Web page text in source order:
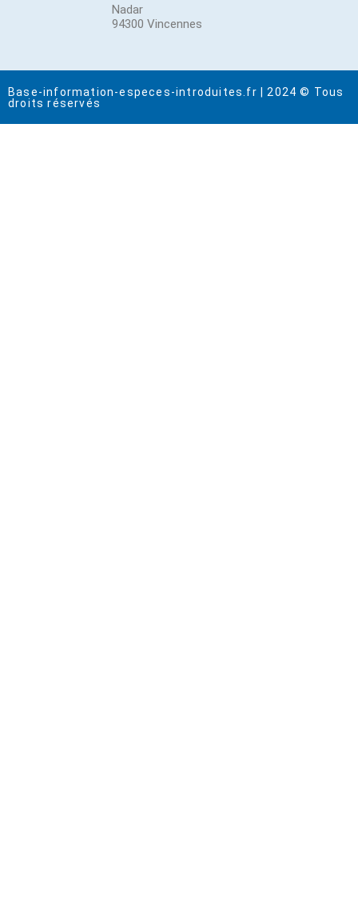
Nadar
94300 Vincennes
Base-information-especes-introduites.fr | 2024 © Tous
droits réservés